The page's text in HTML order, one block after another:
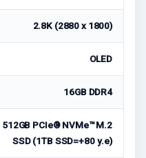
2.8K (2880 x 1800)
OLED
16GB DDR4
512GB PCIe® NVMe™ M.2
SSD (1TB SSD=+80 у.е)